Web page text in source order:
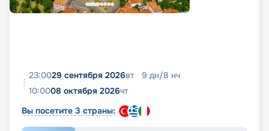
23:0029 сентября 2026вт 9 дн/8 нч
10:0008 октября 2026чт
Вы посетите 3 страны: